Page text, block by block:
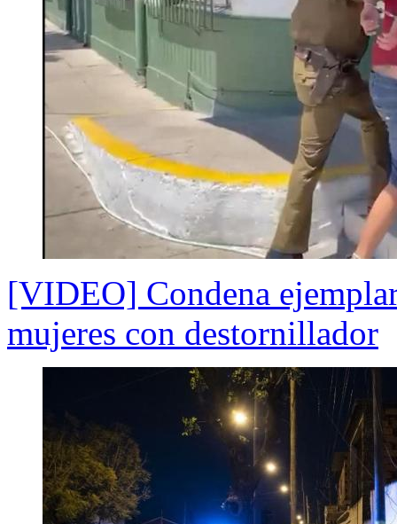
[VIDEO] Condena
mujeres con destornillador